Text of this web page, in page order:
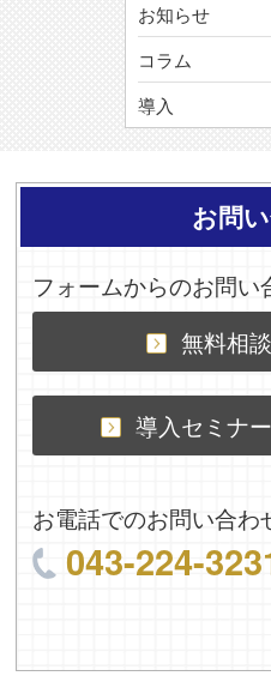
お知らせ
コラム
導入
お問
フォームからのお問い
無料相
導入セミナ
お電話でのお問い合わ
043-224-